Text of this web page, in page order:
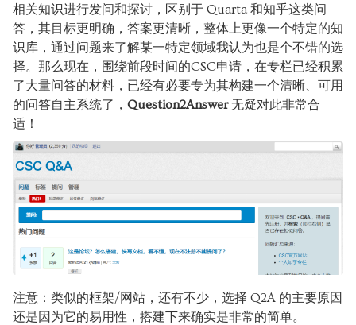
相关知识进行发问和探讨，区别于 Quarta 和知乎这类问
答，其目标更明确，答案更清晰，整体上更像一个特定的知
识库，通过问题来了解某一特定领域我认为也是个不错的选
择。那么现在，围绕前段时间的CSC申请，在专栏已经积累
了大量问答的材料，已经有必要专为其构建一个清晰、可用
的问答自主系统了， Question2Answer无疑对此非常合
适！
注意：类似的框架/网站，还有不少，选择 Q2A 的主要原因
还是因为它的易用性，搭建下来确实是非常的简单。